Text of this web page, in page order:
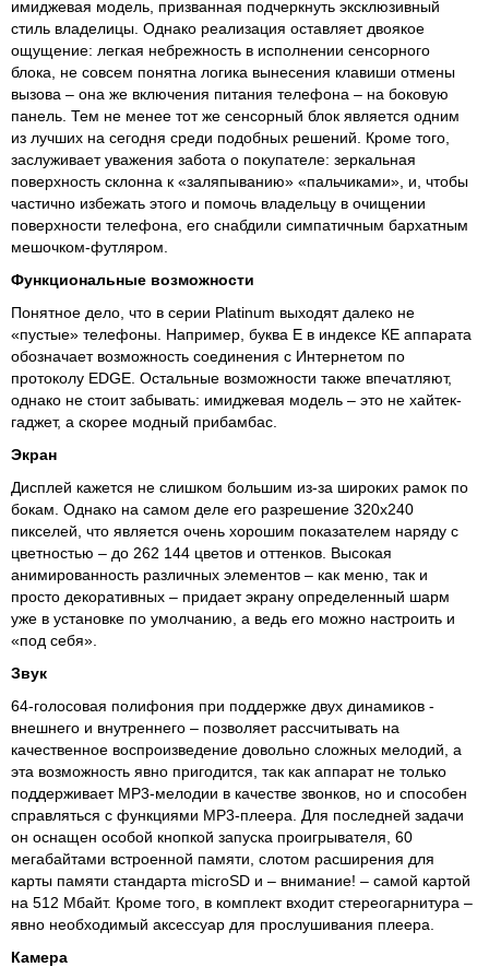
имиджевая модель, призванная подчеркнуть эксклюзивный
стиль владелицы. Однако реализация оставляет двоякое
ощущение: легкая небрежность в исполнении сенсорного
блока, не совсем понятна логика вынесения клавиши отмены
вызова – она же включения питания телефона – на боковую
панель. Тем не менее тот же сенсорный блок является одним
из лучших на сегодня среди подобных решений. Кроме того,
заслуживает уважения забота о покупателе: зеркальная
поверхность склонна к «заляпыванию» «пальчиками», и, чтобы
частично избежать этого и помочь владельцу в очищении
поверхности телефона, его снабдили симпатичным бархатным
мешочком-футляром.
Функциональные возможности
Понятное дело, что в серии Platinum выходят далеко не
«пустые» телефоны. Например, буква Е в индексе КЕ аппарата
обозначает возможность соединения с Интернетом по
протоколу EDGE. Остальные возможности также впечатляют,
однако не стоит забывать: имиджевая модель – это не хайтек-
гаджет, а скорее модный прибамбас.
Экран
Дисплей кажется не слишком большим из-за широких рамок по
бокам. Однако на самом деле его разрешение 320х240
пикселей, что является очень хорошим показателем наряду с
цветностью – до 262 144 цветов и оттенков. Высокая
анимированность различных элементов – как меню, так и
просто декоративных – придает экрану определенный шарм
уже в установке по умолчанию, а ведь его можно настроить и
«под себя».
Звук
64-голосовая полифония при поддержке двух динамиков -
внешнего и внутреннего – позволяет рассчитывать на
качественное воспроизведение довольно сложных мелодий, а
эта возможность явно пригодится, так как аппарат не только
поддерживает МР3-мелодии в качестве звонков, но и способен
справляться с функциями МР3-плеера. Для последней задачи
он оснащен особой кнопкой запуска проигрывателя, 60
мегабайтами встроенной памяти, слотом расширения для
карты памяти стандарта microSD и – внимание! – самой картой
на 512 Мбайт. Кроме того, в комплект входит стереогарнитура –
явно необходимый аксессуар для прослушивания плеера.
Камера